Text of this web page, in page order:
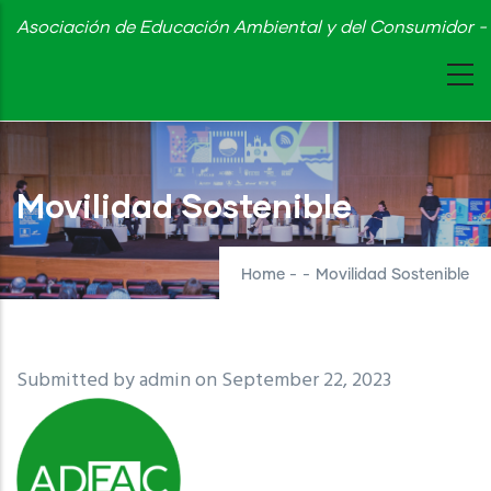
Skip
content
Asociación de Educación Ambiental y del Consumidor
Movilidad Sostenible
Home - - Movilidad Sostenible
Submitted byadminon September 22, 2023